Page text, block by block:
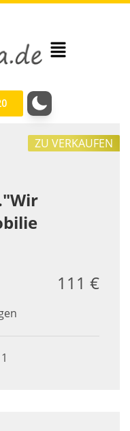
ZU VERKAUFEN
111 €
1